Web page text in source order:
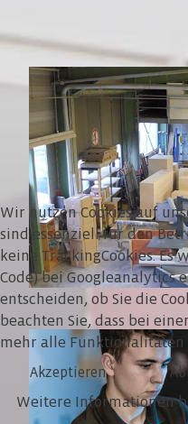
Wir nutzen Cookies auf
sind essenziell für den
keine TrackingCookies. Es
Code) bei Googleanalytics
entscheiden, ob Sie die
beachten Sie, dass bei
mehr alle Funktionalitäten
Akzeptieren
Weitere Informationen